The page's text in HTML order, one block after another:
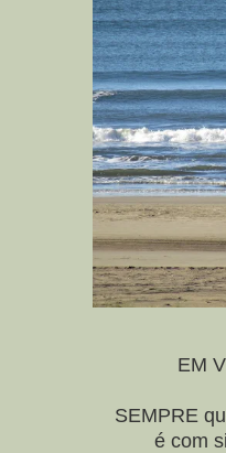
EM
SEMPRE
é com